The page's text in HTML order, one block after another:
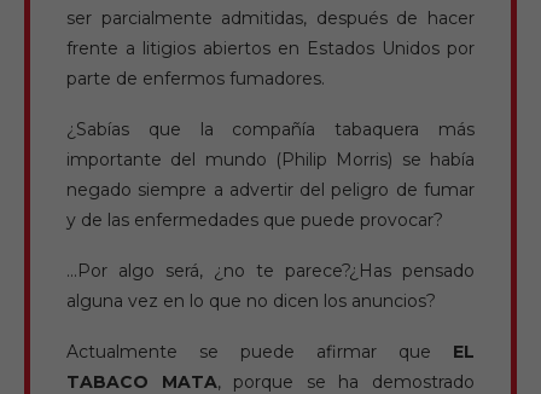
ser parcialmente admitidas, después de hacer
frente a litigios abiertos en Estados Unidos por
parte de enfermos fumadores.
¿Sabías que la compañía tabaquera más
importante del mundo (Philip Morris) se había
negado siempre a advertir del peligro de fumar
y de las enfermedades que puede provocar?
…Por algo será, ¿no te parece?¿Has pensado
alguna vez en lo que no dicen los anuncios?
Actualmente se puede afirmar que EL
TABACO MATA, porque se ha demostrado